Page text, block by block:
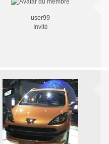
user99
Invité